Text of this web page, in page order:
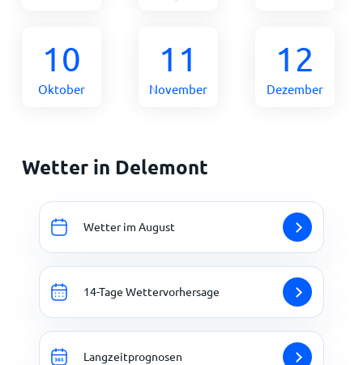
10
Oktober
11
November
12
Dezember
Wetter in Delemont
Wetter im August
14-Tage Wettervorhersage
Langzeitprognosen